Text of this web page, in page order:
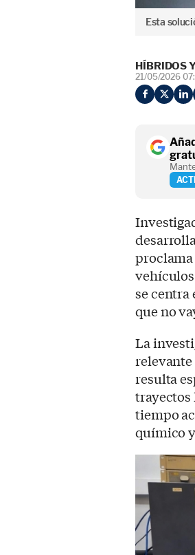
Esta
HÍBRIDOS
21/05/2026
proclama
se centra
que no
La
resulta
trayectos
tiempo
químico